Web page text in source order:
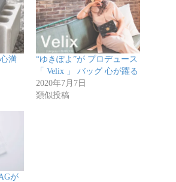
満
“ゆきぽよ”が プロデュース
「 Velix 」 バッグ 心が躍る
2020年7月7日
類似投稿
が